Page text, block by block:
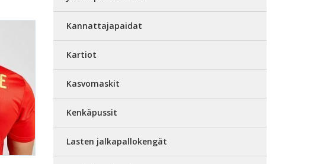
Kannattajapaidat
Kartiot
Kasvomaskit
Kenkäpussit
Lasten jalkapallokengät